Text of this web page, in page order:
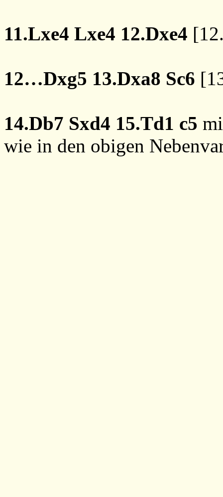
11.Lxe4 Lxe4 12.Dxe4 [
12…Dxg5 13.Dxa8 Sc6 [
14.Db7 Sxd4 15.Td1 c5
wie in den obigen